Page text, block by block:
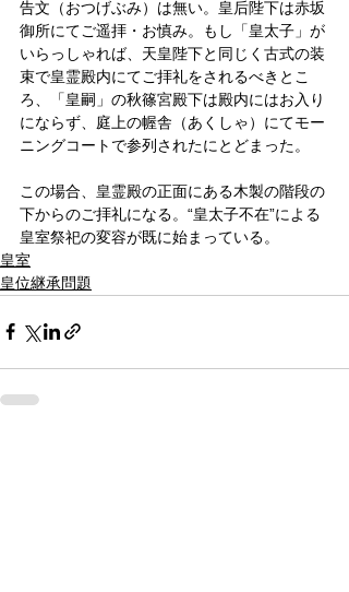
告文（おつげぶみ）は無い。皇后陛下は赤坂
御所にてご遥拝・お慎み。もし「皇太子」が
いらっしゃれば、天皇陛下と同じく古式の装
束で皇霊殿内にてご拝礼をされるべきとこ
ろ、「皇嗣」の秋篠宮殿下は殿内にはお入り
にならず、庭上の幄舎（あくしゃ）にてモー
ニングコートで参列されたにとどまった。
この場合、皇霊殿の正面にある木製の階段の
下からのご拝礼になる。“皇太子不在”による
皇室祭祀の変容が既に始まっている。
皇室
皇位継承問題